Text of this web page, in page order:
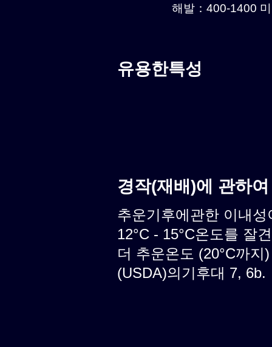
해발：400-1400
유용한특성
경작(재배)에 관하
추운기후에관한 이내
12°C - 15°C온도를 잘
더 추운온도 (20°C까
(USDA)의기후대 7, 6b.